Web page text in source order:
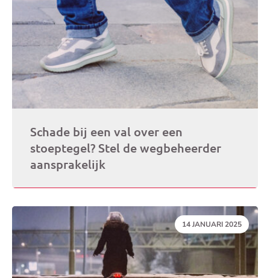
Schade bij een val over een
stoeptegel? Stel de wegbeheerder
aansprakelijk
DATUM:
14 JANUARI 2025